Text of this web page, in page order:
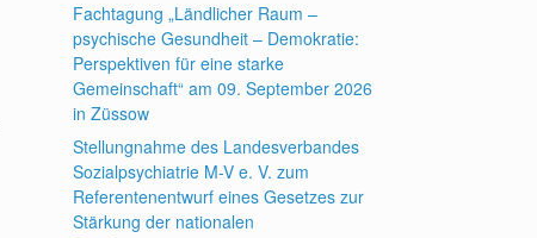
Fachtagung „Ländlicher Raum –
psychische Gesundheit – Demokratie:
Perspektiven für eine starke
Gemeinschaft“ am 09. September 2026
in Züssow
Stellungnahme des Landesverbandes
Sozialpsychiatrie M-V e. V. zum
Referentenentwurf eines Gesetzes zur
Stärkung der nationalen